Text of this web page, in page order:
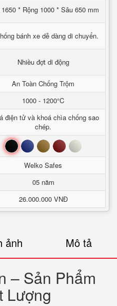
* Rộng 1000 * Sâu 650 mm
bánh xe dễ dàng di chuyển.
Nhiều đợt di động
An Toàn Chống Trộm
1000 - 1200°C
điện tử và khoá chìa chống sao
chép.
Đen Xanh Nâu Đỏ Trắng
Welko Safes
05 năm
26.000.000 VNĐ
ảnh Mô tả
– Sản Phẩm
Lượng